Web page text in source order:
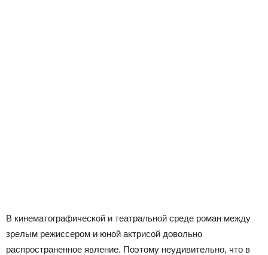
В кинематографической и театральной среде роман между
зрелым режиссером и юной актрисой довольно
распространенное явление. Поэтому неудивительно, что в